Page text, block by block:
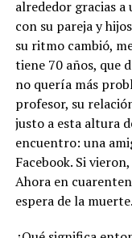
alrededor gracias a
con su pareja y
su ritmo cambió,
tiene 70 años, que
no quería más
profesor, su
justo a esta altura
encuentro: una
Facebook. Si
Ahora en
espera de la muerte.